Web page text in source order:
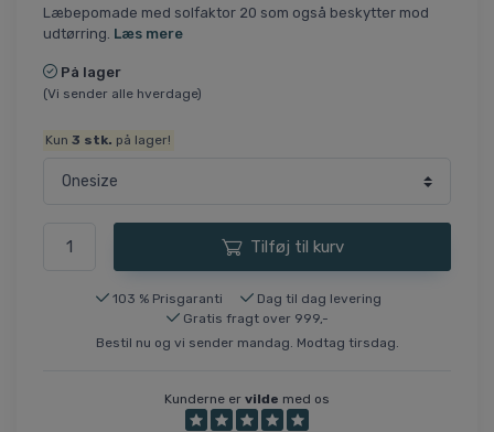
Læbepomade med solfaktor 20 som også beskytter mod
udtørring. Læs mere
På lager
(Vi sender alle hverdage)
Kun3 stk. på lager!
Tilføj til kurv
103 % Prisgaranti
Dag til dag levering
Gratis fragt over 999,-
Bestil nu og vi sender mandag. Modtag tirsdag.
Kunderne er vilde med os